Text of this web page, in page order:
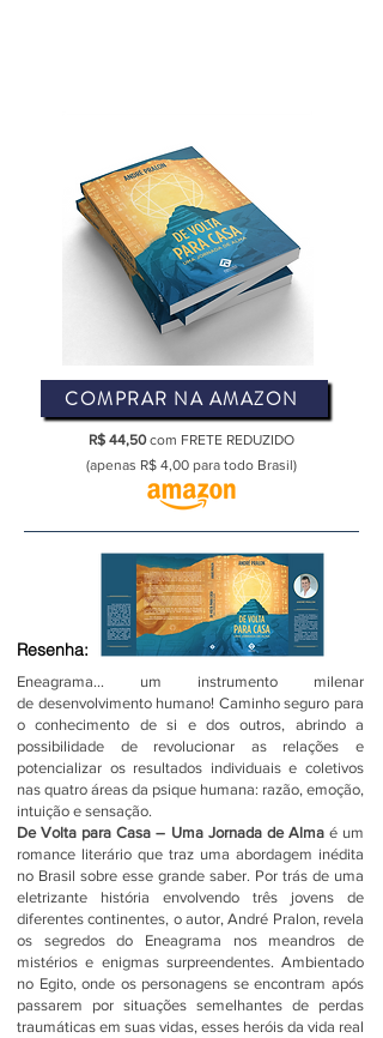
COMPRAR NA AMAZON
R$ 44,50com FRETE REDUZIDO
(apenas R$ 4,00 para todo Brasil)
Resenha:
Eneagrama... um instrumento milenar
de desenvolvimento humano! Caminho seguro para
o conhecimento de si e dos outros, abrindo a
possibilidade de revolucionar as relações e
potencializar os resultados individuais e coletivos
nas quatro áreas da psique humana: razão, emoção,
intuição e sensação.
De Volta para Casa – Uma Jornada de Almaé um
romance literário que traz uma abordagem inédita
no Brasil sobre esse grande saber. Por trás de uma
eletrizante história envolvendo três jovens de
diferentes continentes, o autor, André Pralon, revela
os segredos do Eneagrama nos meandros de
mistérios e enigmas surpreendentes. Ambientado
no Egito, onde os personagens se encontram após
passarem por situações semelhantes de perdas
traumáticas em suas vidas, esses heróis da vida real